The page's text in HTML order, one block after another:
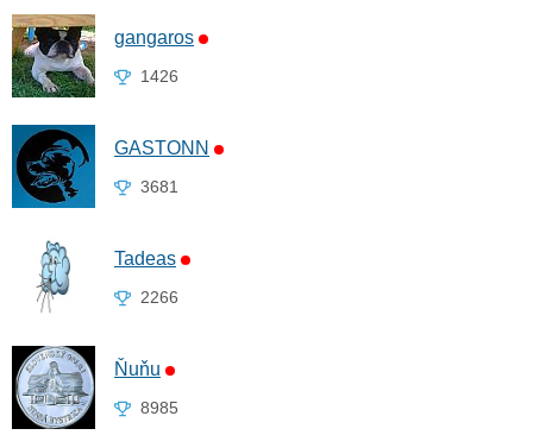
gangaros
1426
GASTONN
3681
Tadeas
2266
Ňuňu
8985